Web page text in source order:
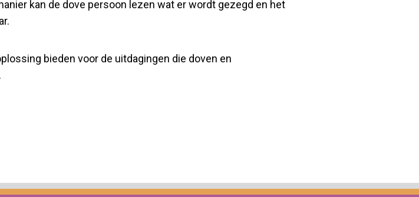
kan de dove persoon lezen wat er wordt gezegd en het
bieden voor de uitdagingen die doven en